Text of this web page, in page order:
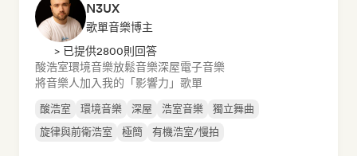
N3UX
歌單音樂博主
> 已提供2800則回答
酸浩室環境音樂放鬆音樂深屋電子音樂
將音樂人加入我的「影響力」歌單
酸浩室 環境音樂 深屋 浩室音樂
獨立舞曲
旋律與前衛浩室
極簡 有機浩室/慢拍